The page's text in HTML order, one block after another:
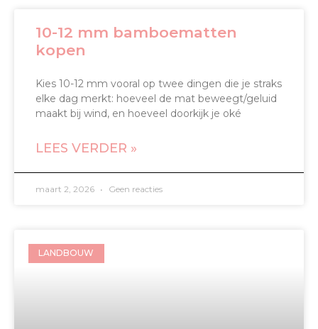
10-12 mm bamboematten
kopen
Kies 10-12 mm vooral op twee dingen die je straks
elke dag merkt: hoeveel de mat beweegt/geluid
maakt bij wind, en hoeveel doorkijk je oké
LEES VERDER »
maart 2, 2026 Geen reacties
LANDBOUW